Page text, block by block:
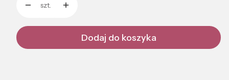
szt.
Dodaj do koszyka